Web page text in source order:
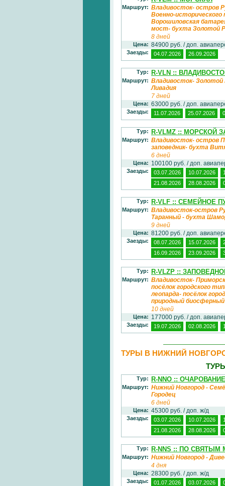
Маршрут: Владивосток- остров
Военно-
Ворошиловская
мост- бухта Золотой
8 дней
Цена: 84900 руб. / доп.
Заезды: 04.07.2026 26.09.2026
Тур: R-VLN ::
Маршрут: Владивосток-
Ливадия
7 дней
Цена: 63000 руб. / доп.
Заезды: 11.07.2026 25.07.2026
Тур: R-VLMZ :: МОРСКОЙ
Маршрут: Владивосток- остров
заповедник- бухта
6 дней
Цена: 100100 руб. / доп.
Заезды: 03.07.2026 10.07.2026
21.08.2026
28.08.2026
Тур: R-VLF :: СЕМЕЙНОЕ
Маршрут: Владивосток-остров
Таранный - бухта
9 дней
Цена: 81200 руб. / доп.
Заезды: 08.07.2026 15.07.2026
16.09.2026
23.09.2026
Тур: R-VLZP ::
Маршрут: Владивосток-
посёлок городского
леопарда- посёлок
природный биосферный
10 дней
Цена: 177000 руб. / доп.
Заезды: 19.07.2026 02.08.2026
ТУРЫ В НИЖНИЙ
Тур: R-NNO ::
Маршрут: Нижний Новгород -
Городец
6 дней
Цена: 45300 руб. / доп. ж/д
Заезды: 03.07.2026 10.07.2026
21.08.2026
28.08.2026
Тур: R-NNS :: ПО
Маршрут: Нижний Новгород -
4 дня
Цена: 28300 руб. / доп. ж/д
Заезды: 01.07.2026 03.07.2026